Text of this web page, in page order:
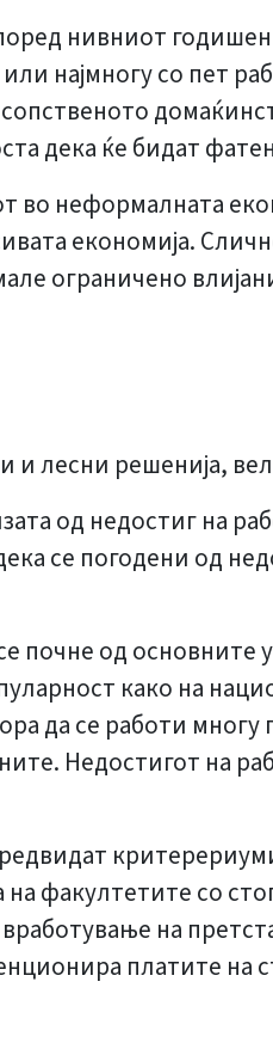
нивниот годишен
најмногу со пет
дека ќе бидат
во неформалната
економија.
ограничено
и лесни решенија,
од недостиг на
се погодени од
почне од основните
како на
да се работи многу
Недостигот на
на факултетите со
на
платите на